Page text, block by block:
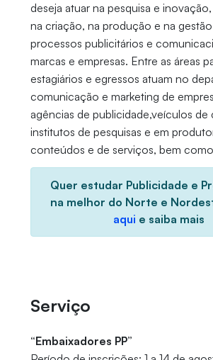
deseja atuar na pesquisa e
na criação, na produção e na
processos publicitários e
marcas e empresas. Entre as áreas
estagiários e egressos atuam no
comunicação e marketing de
agências de publicidade,veículos
institutos de pesquisas e em
conteúdos e de serviços, bem
Quer estudar Publicidade e
na melhor do Norte e
aqui e saiba mais
Serviço
“Embaixadores PP”